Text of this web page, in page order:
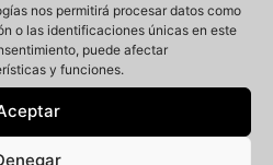
nos permitirá procesar datos como
o las identificaciones únicas en este
puede afectar
y funciones.de la